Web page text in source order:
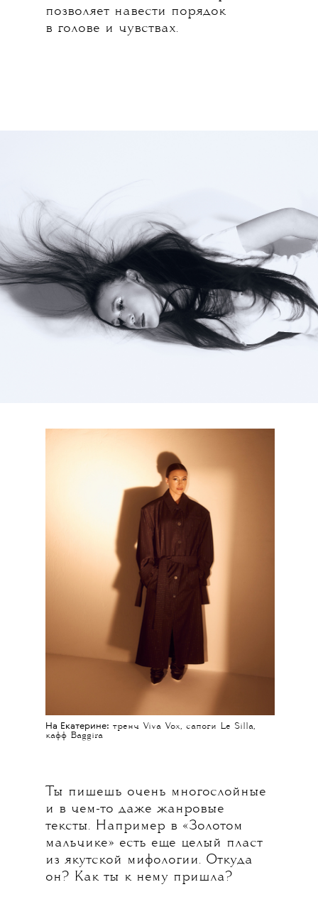
позволяет навести порядок
в голове и чувствах.
На Екатерине: тренч Viva Vox, сапоги Le Silla,
кафф Baggira
Ты пишешь очень многослойные
и в чем-то даже жанровые
тексты. Например в «Золотом
мальчике» есть еще целый пласт
из якутской мифологии. Откуда
он? Как ты к нему пришла?